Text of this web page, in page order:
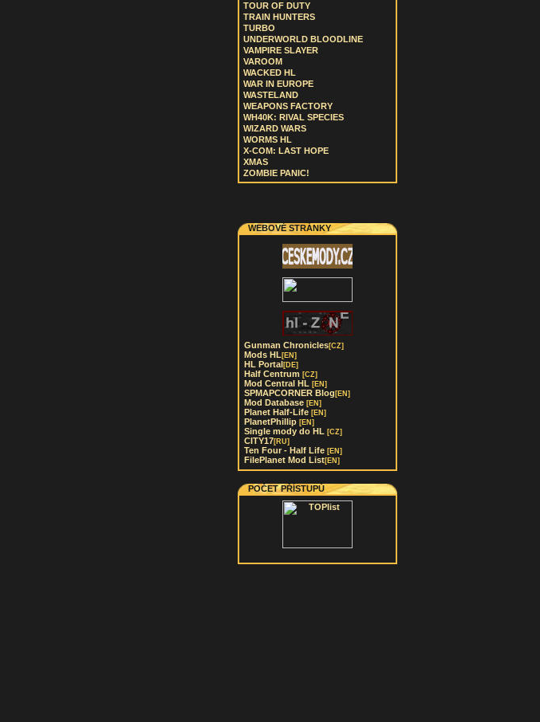
TOUR OF DUTY
TRAIN HUNTERS
TURBO
UNDERWORLD BLOODLINE
VAMPIRE SLAYER
VAROOM
WACKED HL
WAR IN EUROPE
WASTELAND
WEAPONS FACTORY
WH40K: RIVAL SPECIES
WIZARD WARS
WORMS HL
X-COM: LAST HOPE
XMAS
ZOMBIE PANIC!
WEBOVÉ STRÁNKY
Gunman Chronicles[CZ]
Mods HL [EN]
HL Portal[DE]
Half Centrum [CZ]
Mod Central HL [EN]
SPMAPCORNER Blog [EN]
Mod Database [EN]
Planet Half-Life [EN]
PlanetPhillip [EN]
Single mody do HL [CZ]
CITY17[RU]
Ten Four - Half Life [EN]
FilePlanet Mod List[EN]
POČET PŘÍSTUPŮ